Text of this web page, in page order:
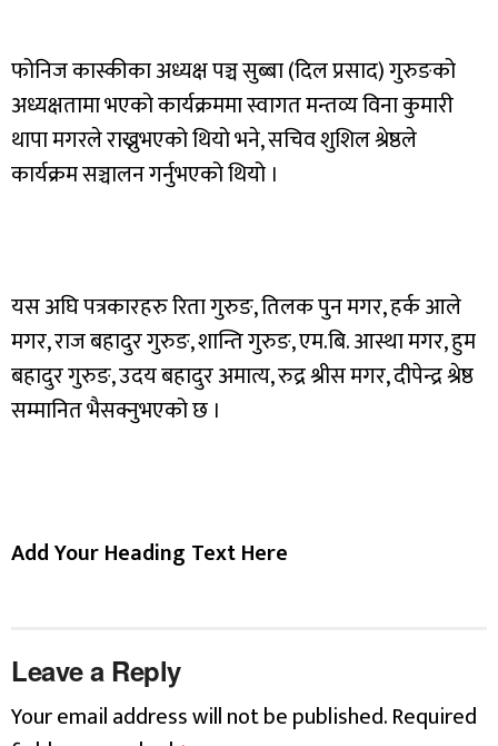
फोनिज कास्कीका अध्यक्ष पञ्च सुब्बा (दिल प्रसाद) गुरुङको
अध्यक्षतामा भएको कार्यक्रममा स्वागत मन्तव्य विना कुमारी
थापा मगरले राख्नुभएको थियो भने, सचिव शुशिल श्रेष्ठले
कार्यक्रम सञ्चालन गर्नुभएको थियो ।
यस अघि पत्रकारहरु रिता गुरुङ, तिलक पुन मगर, हर्क आले
मगर, राज बहादुर गुरुङ, शान्ति गुरुङ, एम.बि. आस्था मगर, हुम
बहादुर गुरुङ, उदय बहादुर अमात्य, रुद्र श्रीस मगर, दीपेन्द्र श्रेष्ठ
सम्मानित भैसक्नुभएको छ ।
Add Your Heading Text Here
Leave a Reply
Your email address will not be published.Required